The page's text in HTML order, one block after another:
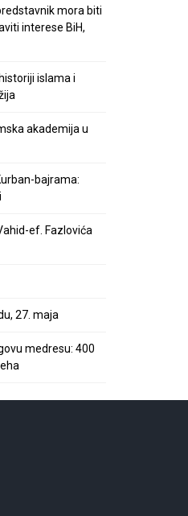
mora biti
interese BiH,
islama i
akademija u
bajrama:
ef. Fazlovića
27. maja
medresu: 400